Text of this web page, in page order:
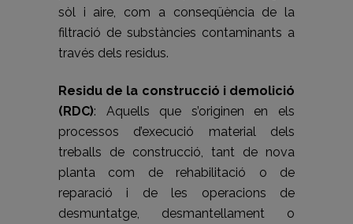
sòl i aire, com a conseqüència de la
filtració de substàncies contaminants a
través dels residus.
Residu de la construcció i demolició
(RDC): Aquells que s’originen en els
processos d’execució material dels
treballs de construcció, tant de nova
planta com de rehabilitació o de
reparació i de les operacions de
desmuntatge, desmantellament o